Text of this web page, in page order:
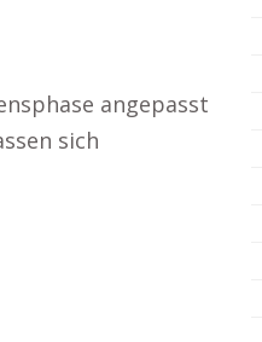
angepasst
sich